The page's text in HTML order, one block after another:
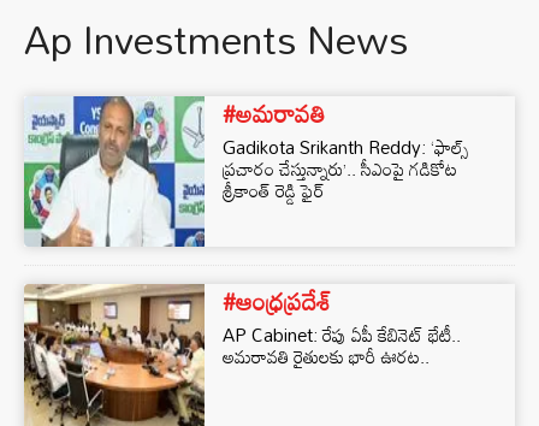
Ap Investments News
#అమరావతి
Gadikota Srikanth Reddy: ‘ఫాల్స్
ప్రచారం చేస్తున్నారు’.. సీఎంపై గడికోట
శ్రీకాంత్ రెడ్డి ఫైర్
#ఆంధ్రప్రదేశ్
AP Cabinet: రేపు ఏపీ కేబినెట్ భేటీ..
అమరావతి రైతులకు భారీ ఊరట..